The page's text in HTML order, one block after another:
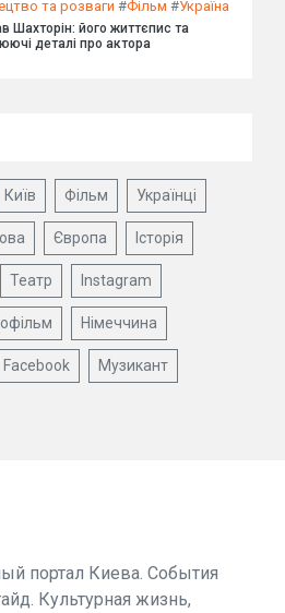
та розваги #Фільм #Україна
Шахторін: його життєпис та
деталі про актора
Київ Фільм Українці
Європа Історія
Театр Instagram
Німеччина
Facebook Музикант
портал Киева. События
Культурная жизнь,